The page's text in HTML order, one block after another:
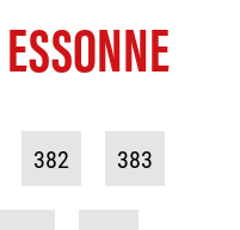
ESSONNE
382 383